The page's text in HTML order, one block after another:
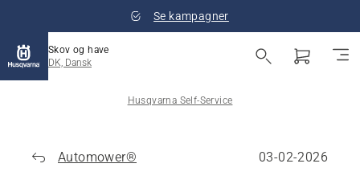
Se kampagner
Skov og have
DK, Dansk
Husqvarna Self-Service
Automower® 03-02-2026